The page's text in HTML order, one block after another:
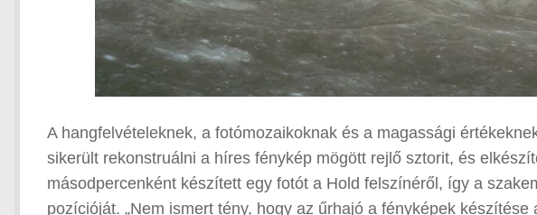
A hangfelvételeknek, a fotómozaikoknak és a magassági
sikerült rekonstruálni a híres fénykép mögött rejlő sztorit, és
másodpercenként készített egy fotót a Hold felszínéről, így a
pozícióját. „Nem ismert tény, hogy az űrhajó a fényképek